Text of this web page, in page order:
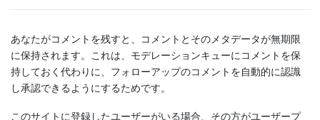
あなたがコメントを残すと、コメントとそのメタデータが無期限
に保持されます。これは、モデレーションキューにコメントを保
持しておく代わりに、フォローアップのコメントを自動的に認識
し承認できるようにするためです。
このサイトに登録したユーザーがいる場合、その方がユーザープ